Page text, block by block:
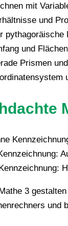
mit
und
pythagoräische
und
Prismen
3
und